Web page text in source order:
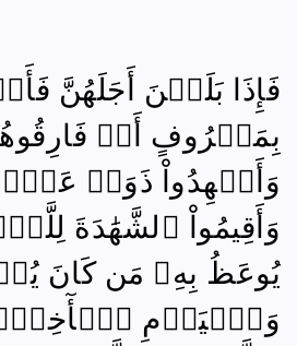
فَإِذَا بَلَغۡنَ أَجَلَهُنَّ
بِمَعۡرُوفٍ أَوۡ
وَأَشۡهِدُواْ ذَوَيۡ
وَأَقِيمُواْ ٱلشَّهَٰدَةَ
يُوعَظُ بِهِۦ مَن كَانَ
وَٱلۡيَوۡمِ ٱلۡأٓخِرِۚ